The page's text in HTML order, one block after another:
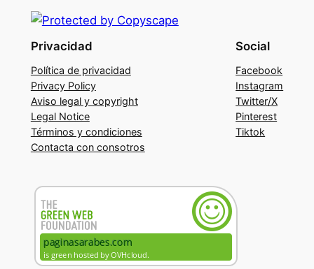
Privacidad
Política de privacidad
Privacy Policy
Aviso legal y copyright
Legal Notice
Términos y condiciones
Contacta con consotros
Social
Facebook
Instagram
Twitter/X
Pinterest
Tiktok